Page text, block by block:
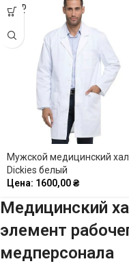
SOLD
OUT
Мужской медицинский
Dickies белый
Цена: 1600,00₴
Медицинский
элемент
медперсонала